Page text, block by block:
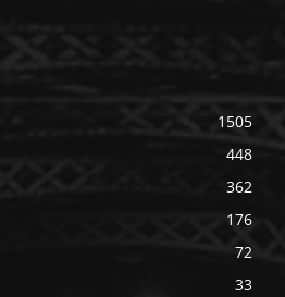
1505
448
362
176
72
33